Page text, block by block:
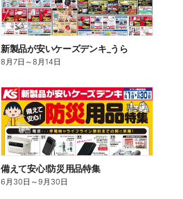
新製品が安いケーズデンキ_うら
8月7日 ～8月14日
備えて安心!防災用品特集
6月30日 ～9月30日